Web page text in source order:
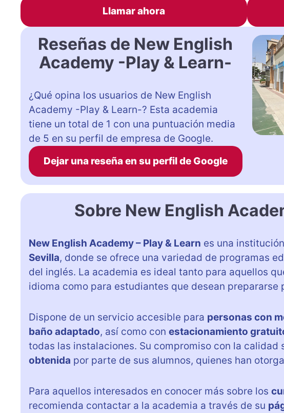
Llamar ahora
Reseñas de New English
Academy -Play & Learn-
¿Qué opina los usuarios de New English
Academy -Play & Learn-? Esta academia
tiene un total de 1 con una puntuación media
de 5 en su perfil de empresa de Google.
Dejar una reseña en su perfil de Google
Sobre New English
New English Academy – Play & Learn es una
Sevilla, donde se ofrece una variedad de programas
del inglés. La academia es ideal tanto para aquellos
idioma como para estudiantes que desean
Dispone de un servicio accesible para personas con
baño adaptado, así como con estacionamiento
todas las instalaciones. Su compromiso con la calidad
obtenida por parte de sus alumnos, quienes han
Para aquellos interesados en conocer más sobre los
recomienda contactar a la academia a través de su